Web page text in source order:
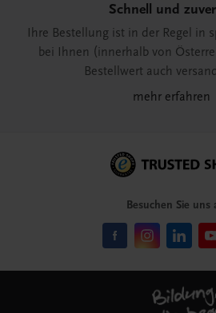
Schnell und
Ihre Bestellung ist in der Regel in
bei Ihnen (innerhalb von
Bestellwert auch
mehr erfahren
Besuchen Sie uns